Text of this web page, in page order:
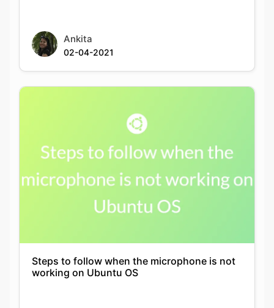
Ankita
02-04-2021
Steps to follow when the microphone is not
working on Ubuntu OS